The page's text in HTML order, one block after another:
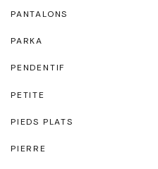
PANTALONS
PARKA
PENDENTIF
PETITE
PIEDS PLATS
PIERRE